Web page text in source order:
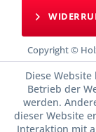
Copyright ©
Diese
Betrieb der
werden.
dieser Website
Interaktion mit